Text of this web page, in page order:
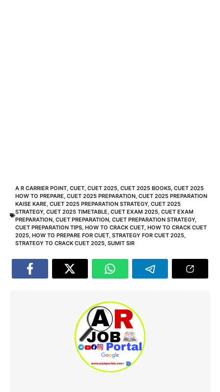
A R CARRIER POINT CUET CUET 2025 CUET 2025 BOOKS CUET 2025
HOW TO PREPARE CUET 2025 PREPARATION CUET 2025 PREPARATION
KAISE KARE CUET 2025 PREPARATION STRATEGY, CUET 2025
STRATEGY, CUET 2025 TIMETABLE CUET EXAM 2025 CUET EXAM
PREPARATION CUET PREPARATION CUET PREPARATION STRATEGY,
CUET PREPARATION TIPS HOW TO CRACK CUET HOW TO CRACK CUET
2025 HOW TO PREPARE FOR CUET STRATEGY FOR CUET 2025
STRATEGY TO CRACK CUET 2025 SUMIT SIR